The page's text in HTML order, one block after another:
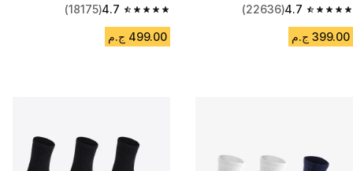
4.7
4.7 out of 5 stars from 22636 reviews
(22636)
399.00 ج.م
4.7
4.7 out of 5 stars from 18175 reviews
(18175)
499.00 ج.م